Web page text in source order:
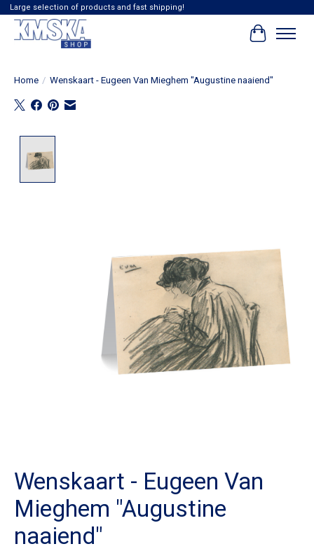
Large selection of products and fast shipping!
Home / Wenskaart - Eugeen Van Mieghem "Augustine naaiend"
Wenskaart - Eugeen Van
Mieghem "Augustine
naaiend"